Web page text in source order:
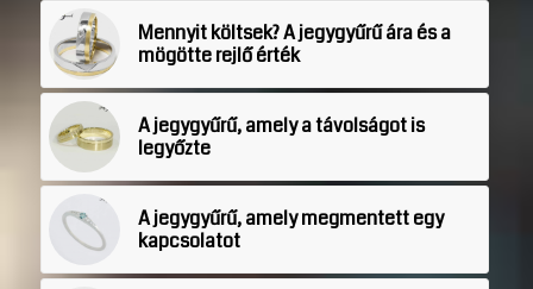
Mennyit költsek? A jegygyűrű ára és a
mögötte rejlő érték
A jegygyűrű, amely a távolságot is
legyőzte
A jegygyűrű, amely megmentett egy
kapcsolatot